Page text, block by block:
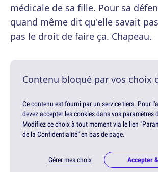
médicale de sa fille. Pour sa
quand même dit qu'elle savait
pas le droit de faire ça. Chapeau.
Contenu bloqué par vos choix
Ce contenu est fourni par un service tiers. Pour
devez accepter les cookies dans vos paramètres
Modifiez ce choix à tout moment via le lien
de la Confidentialité" en bas de page.
Gérer mes choix Accepter